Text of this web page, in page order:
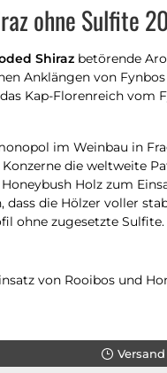
ohne Sulfite
Shiraz betörende
Anklängen von
Kap-Florenreich
im Weinbau in
Konzerne die
Holz zum
die Hölzer voller
ohne zugesetzte Sulfite.
von Rooibos und